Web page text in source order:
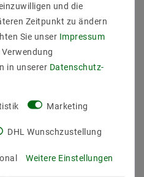
LED nicht
direkt, IP20
satiniert
und die
Zeitpunkt zu ändern
Sie unser Impressum
in unserer Daten­schutz­
Marketing
DHL Wunschzustellung
Weitere Einstellungen